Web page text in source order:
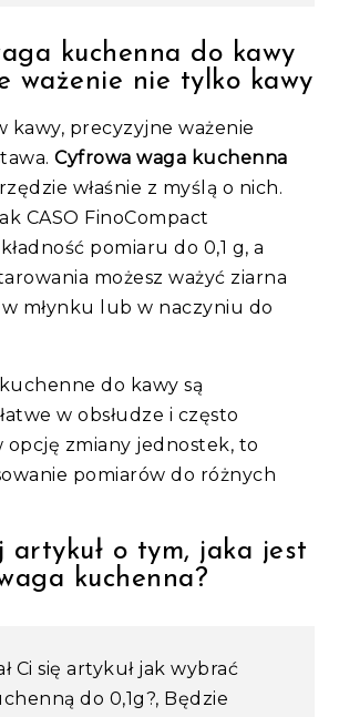
kuchenna do kawy
ważenie nie tylko kawy
kawy, precyzyjne ważenie
Cyfrowa waga kuchenna
właśnie z myślą o nich.
CASO FinoCompact
pomiaru do 0,1 g, a
możesz ważyć ziarna
młynku lub w naczyniu do
do kawy są
w obsłudze i często
opcję zmiany jednostek, to
pomiarów do różnych
artykuł o tym, jaka jest
kuchenna?
Ci się artykuł jak wybrać
do 0,1g?, Będzie